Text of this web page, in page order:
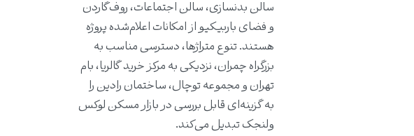
سالن بدنسازی، سالن اجتماعات، روف‌گاردن
و فضای باربیکیو از امکانات اعلام‌شده پروژه
هستند. تنوع متراژها، دسترسی مناسب به
بزرگراه چمران، نزدیکی به مرکز خرید گالریا، بام
تهران و مجموعه توچال، ساختمان رادین را
به گزینه‌ای قابل بررسی در بازار مسکن لوکس
ولنجک تبدیل می‌کند.